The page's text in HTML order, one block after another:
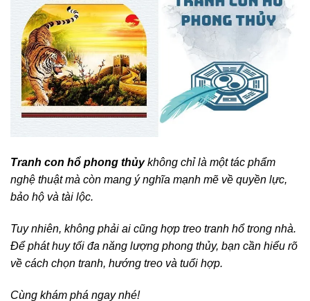
Tranh con hổ phong thủykhông chỉ là một tác phẩm
nghệ thuật mà còn mang ý nghĩa mạnh mẽ về quyền lực,
bảo hộ và tài lộc.
Tuy nhiên, không phải ai cũng hợp treo tranh hổ trong nhà.
Để phát huy tối đa năng lượng phong thủy, bạn cần hiểu rõ
về cách chọn tranh, hướng treo và tuổi hợp.
Cùng khám phá ngay nhé!